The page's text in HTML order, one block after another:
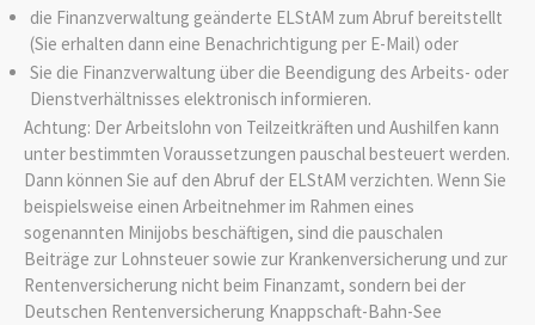
die Finanzverwaltung geänderte ELStAM zum Abruf bereitstellt
(Sie erhalten dann eine Benachrichtigung per E-Mail) oder
Sie die Finanzverwaltung über die Beendigung des Arbeits- oder
Dienstverhältnisses elektronisch informieren.
Achtung: Der Arbeitslohn von Teilzeitkräften und Aushilfen kann
unter bestimmten Voraussetzungen pauschal besteuert werden.
Dann können Sie auf den Abruf der ELStAM verzichten. Wenn Sie
beispielsweise einen Arbeitnehmer im Rahmen eines
sogenannten Minijobs beschäftigen, sind die pauschalen
Beiträge zur Lohnsteuer sowie zur Krankenversicherung und zur
Rentenversicherung nicht beim Finanzamt, sondern bei der
Deutschen Rentenversicherung Knappschaft-Bahn-See